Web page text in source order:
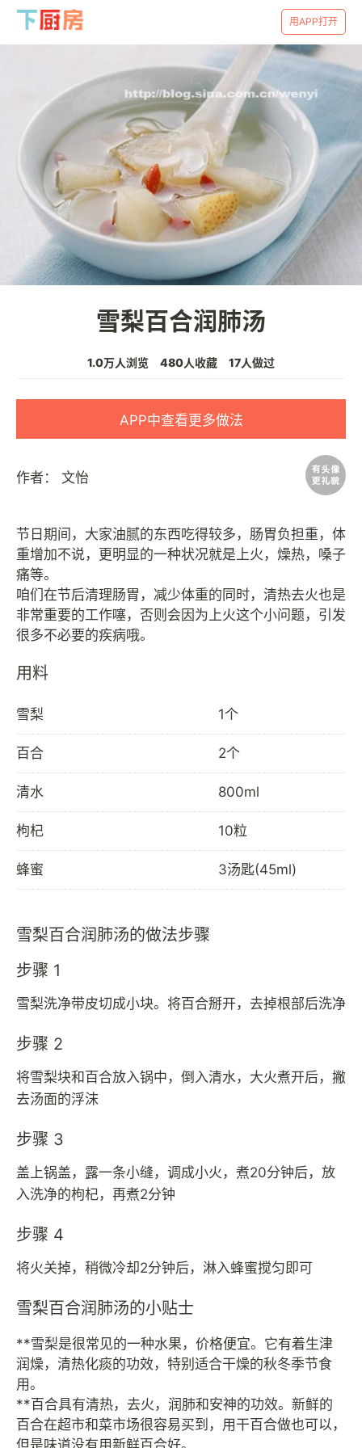
用APP打开
雪梨百合润肺汤
1.0万人浏览 480人收藏 17人做过
APP中查看更多做法
作者： 文怡
节日期间，大家油腻的东西吃得较多，肠胃负担重，体
重增加不说，更明显的一种状况就是上火，燥热，嗓子
痛等。
咱们在节后清理肠胃，减少体重的同时，清热去火也是
非常重要的工作噻，否则会因为上火这个小问题，引发
用料
雪梨 1个
百合 2个
清水 800ml
枸杞 10粒
蜂蜜 3汤匙(45ml)
雪梨百合润肺汤的做法步骤
步骤 1
雪梨洗净带皮切成小块。将百合掰开，去掉根部后洗净
步骤 2
将雪梨块和百合放入锅中，倒入清水，大火煮开后，撇
去汤面的浮沫
步骤 3
盖上锅盖，露一条小缝，调成小火，煮20分钟后，放
入洗净的枸杞，再煮2分钟
步骤 4
将火关掉，稍微冷却2分钟后，淋入蜂蜜搅匀即可
雪梨百合润肺汤的小贴士
**雪梨是很常见的一种水果，价格便宜。它有着生津
润燥，清热化痰的功效，特别适合干燥的秋冬季节食
用。
**百合具有清热，去火，润肺和安神的功效。新鲜的
百合在超市和菜市场很容易买到，用干百合做也可以，
但是味道没有用新鲜百合好。